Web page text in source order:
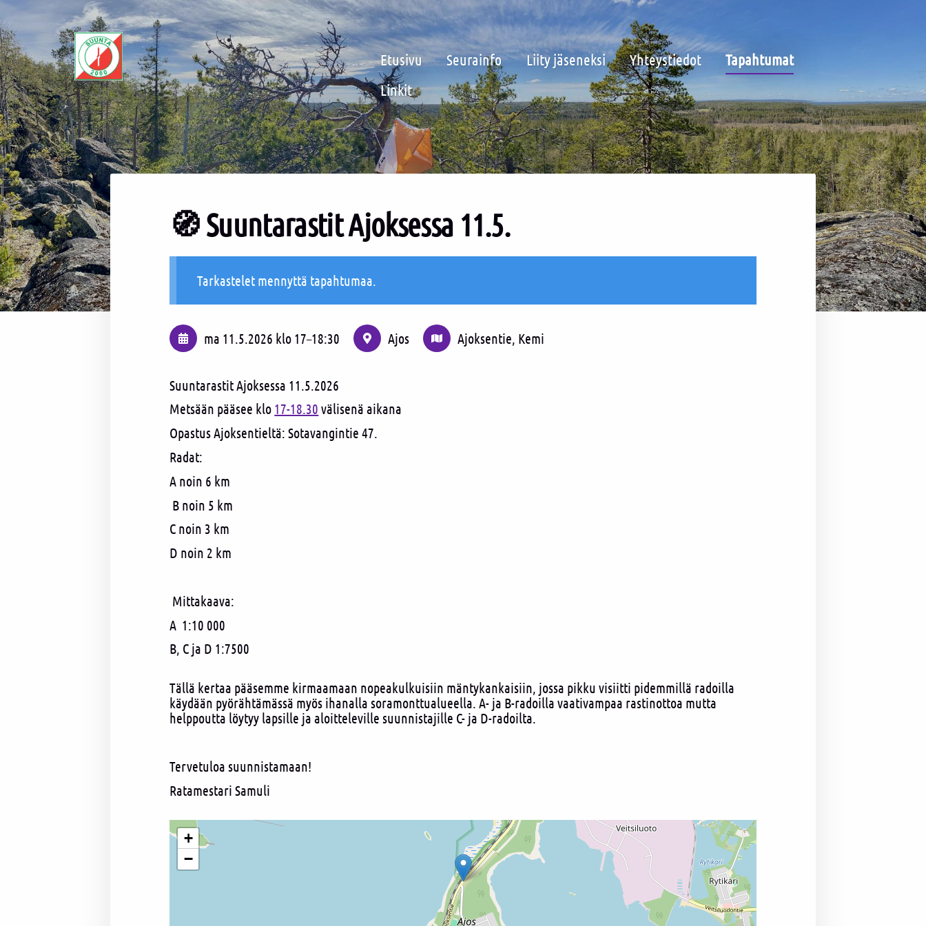
Siirry
sivun
sisältöön
Sivuston etusivulle Etusivu Seurainfo Liity jäseneksi Yhteystiedot
Tapahtumat
Linkit
🧭 Suuntarastit Ajoksessa 11.5.
Tarkastelet mennyttä tapahtumaa.
ma 11.5.2026 klo 17–18:30 Ajos Ajoksentie, Kemi
Suuntarastit Ajoksessa 11.5.2026
Metsään pääsee klo 17-18.30 välisenä aikana
Opastus Ajoksentieltä: Sotavangintie 47.
Radat:
A noin 6 km
B noin 5 km
C noin 3 km
D noin 2 km
Mittakaava:
A 1:10 000
B, C ja D 1:7500
Tällä kertaa pääsemme kirmaamaan nopeakulkuisiin mäntykankaisiin, jossa pikku visiitti pidemmillä radoilla
käydään pyörähtämässä myös ihanalla soramonttualueella. A- ja B-radoilla vaativampaa rastinottoa mutta
helppoutta löytyy lapsille ja aloitteleville suunnistajille C- ja D-radoilta.
Tervetuloa suunnistamaan!
Ratamestari Samuli
+
−